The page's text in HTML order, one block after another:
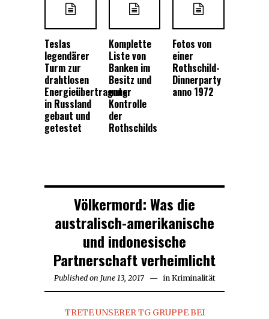
Teslas
legendärer
Turm zur
drahtlosen
Energieübertragung
in Russland
gebaut und
getestet
Komplette
Liste von
Banken im
Besitz und
unter
Kontrolle
der
Rothschilds
Fotos von
einer
Rothschild-
Dinnerparty
anno 1972
Völkermord: Was die
australisch-amerikanische
und indonesische
Partnerschaft verheimlicht
Published on June 13, 2017 in Kriminalität
TRETE UNSERER TG GRUPPE BEI